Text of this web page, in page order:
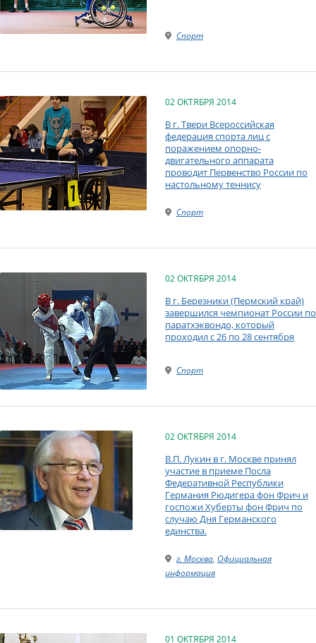
Спорт
02 ОКТЯБРЯ 2014
В г. Твери Всероссийская
федерация спорта лиц с
поражением опорно-
двигательного аппарата
проводит Первенство России по
настольному теннису
Спорт
02 ОКТЯБРЯ 2014
В г. Березники (Пермский край)
завершился чемпионат России по
паратхэквондо, который
проходил с 26 по 28 сентября
Спорт
02 ОКТЯБРЯ 2014
В.П. Лукин в г. Москве принял
участие в приеме Посла
Федеративной Республики
Германия Рюдигера фон Фрич и
госпожи Хуберты фон Фрич по
случаю Дня Германского
единства.
г. Москва, Официальная
информация
01 ОКТЯБРЯ 2014